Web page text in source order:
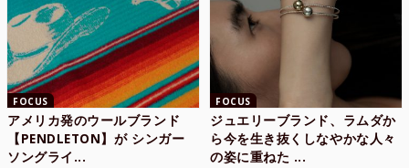
FOCUS
アメリカ発のウールブランド
【PENDLETON】が シンガー
ソングライ...
FOCUS
ジュエリーブランド、ラムダか
ら今を生き抜くしなやかな人々
の姿に重ねた ...